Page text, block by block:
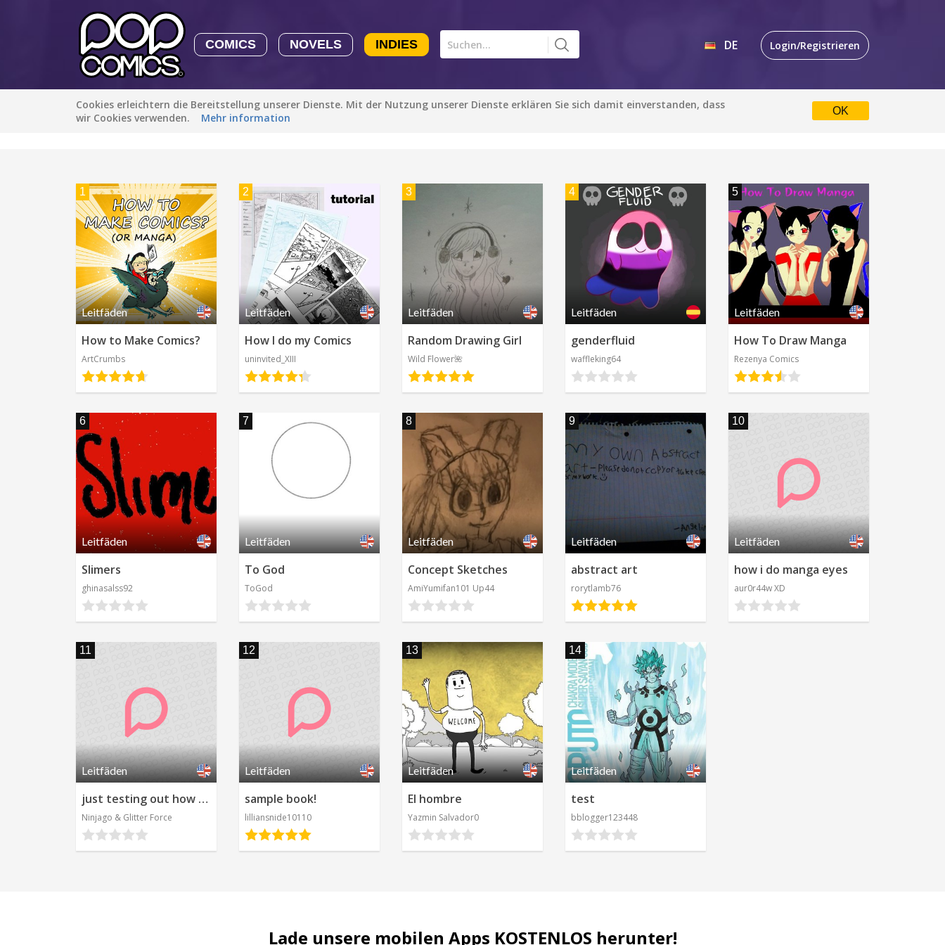
COMICS NOVELS INDIES
Indies
Bloodivores - 时空囚徒
Disney Manga
PREMIUM
mehr anzeigen
DE Login/Registrieren
Cookies erleichtern die Bereitstellung unserer Dienste. Mit der Nutzung unserer Dienste erklären Sie sich damit einverstanden, dass
wir Cookies verwenden.
Mehr information
OK
Empfohlen Beliebt Neueste
Fantasy
Romanze
Familie (Kinder)
Stück des Lebens
Spannung
Horror
Leitfäden
Alle Sprachen
Häkchen setzen
Albanisch
Katalanisch
Englisch
Bahasa Indonesia
Deutsch
Spanisch
Andere
FERTIG löschen
1
Leitfäden
How to Make Comics?
ArtCrumbs
2
Leitfäden
How I do my Comics
uninvited_XIII
3
Leitfäden
Random Drawing Girl
Wild Flower🌺
4
Leitfäden
genderfluid
waffleking64
5
Leitfäden
How To Draw Manga
Rezenya Comics
6
Leitfäden
Slimers
ghinasalss92
7
Leitfäden
To God
ToGod
8
Leitfäden
Concept Sketches
AmiYumifan101 Up44
9
Leitfäden
abstract art
rorytlamb76
10
Leitfäden
how i do manga eyes
aur0r44w XD
11
Leitfäden
just testing out how to use this comic panel app.
Ninjago & Glitter Force
12
Leitfäden
sample book!
lilliansnide10110
13
Leitfäden
El hombre
Yazmin Salvador0
14
Leitfäden
test
bblogger123448
Lade unsere mobilen Apps KOSTENLOS herunter!